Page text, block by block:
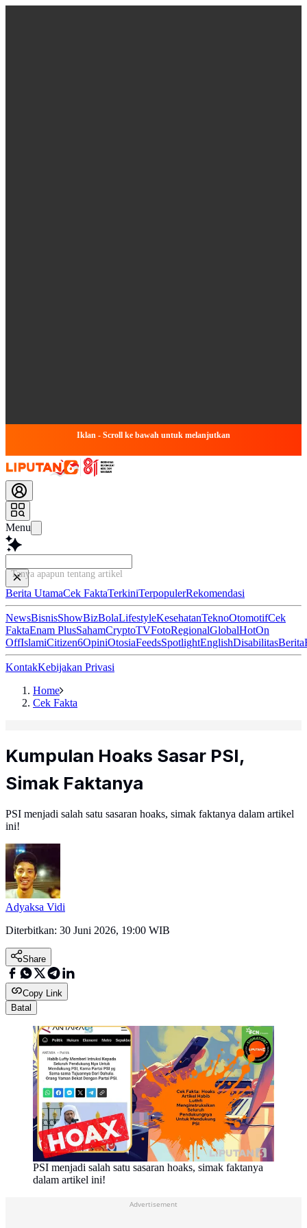
Iklan - Scroll ke bawah untuk melanjutkan
Menu
Tanya apapun tentang artikel ini...
Berita UtamaCek FaktaTerkiniTerpopulerRekomendasi
NewsBisnisShowBizBolaLifestyleKesehatanTeknoOtomotifCek
FaktaEnam PlusSahamCryptoTVFotoRegionalGlobalHotOn
OffIslamiCitizen6OpiniOtosiaFeedsSpotlightEnglishDisabilitasBerita
KontakKebijakan Privasi
Home
Cek Fakta
Kumpulan Hoaks Sasar PSI,
Simak Faktanya
PSI menjadi salah satu sasaran hoaks, simak faktanya dalam artikel
ini!
Adyaksa Vidi
Diterbitkan: 30 Juni 2026, 19:00 WIB
Share
Copy Link
Batal
PSI menjadi salah satu sasaran hoaks, simak faktanya
dalam artikel ini!
Advertisement